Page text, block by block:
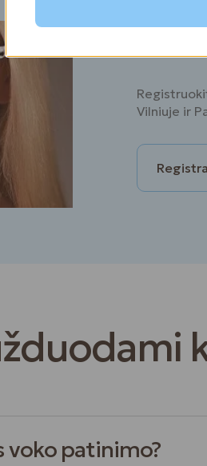
Vilniuje ir
voko patinimo?